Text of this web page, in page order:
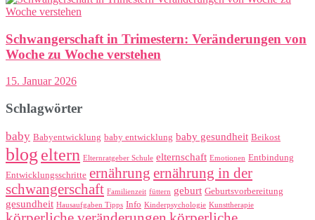
Schwangerschaft in Trimestern: Veränderungen von
Woche zu Woche verstehen
15. Januar 2026
Schlagwörter
baby Babyentwicklung baby entwicklung baby gesundheit Beikost
blog eltern Elternratgeber Schule elternschaft Emotionen Entbindung
Entwicklungsschritte ernährung ernährung in der
schwangerschaft Familienzeit füttern geburt Geburtsvorbereitung
gesundheit Hausaufgaben Tipps Info Kinderpsychologie Kunsttherapie